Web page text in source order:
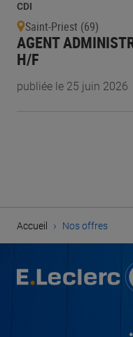
CDI
Saint-Priest (69)
AGENT
H/F
publiée le 25 juin 2026
Accueil › Nos offres